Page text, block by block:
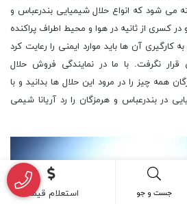
می شود که انواع حلال شیمیایی بندرعباس و
کسری از ثانیه در هوا و محیط اطراف پراکنده
کارگیری آن ها باید موارد ایمنی را رعایت کرد
نگرفت. با ما در نمایندگی فروش حلال
همه چیز را در مرود این حلال ها بدانید و با
در بندرعباس و هرمزگان را رد آریانا شیمی
جست و جو استعلام قیمت